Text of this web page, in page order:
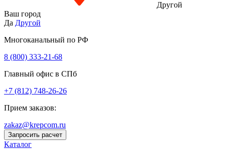
Другой
Ваш город
Да Другой
Многоканальный по РФ
8 (800) 333‑21-68
Главный офис в СПб
+7 (812) 748-26-26
Прием заказов:
zakaz@krepcom.ru
Запросить расчет
Каталог